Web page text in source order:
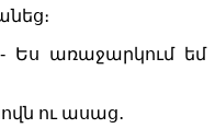
Ես առաջարկում եմ
ու ասաց․